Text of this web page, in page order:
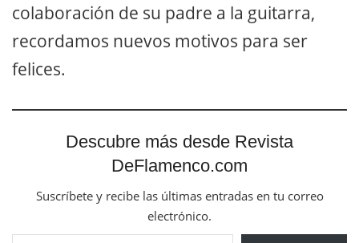
colaboración de su padre a la guitarra,
recordamos nuevos motivos para ser
felices.
Descubre más desde Revista
DeFlamenco.com
Suscríbete y recibe las últimas entradas en tu correo
electrónico.
Escribe tu correo electrónico…